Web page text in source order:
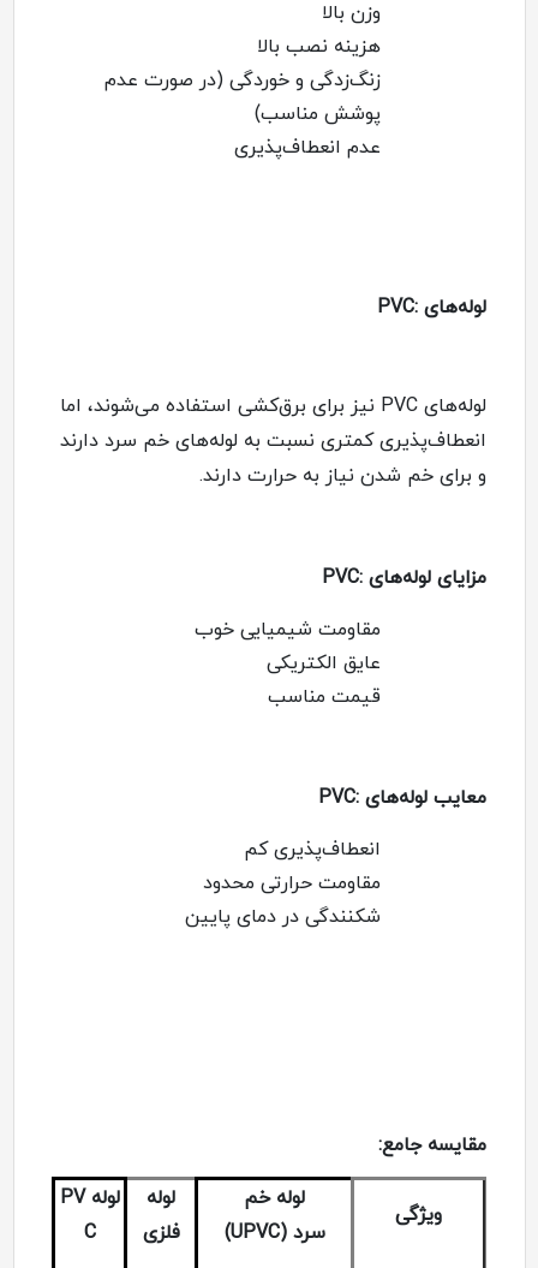
وزن بالا
هزینه نصب بالا
زنگ‌زدگی و خوردگی (در صورت عدم
پوشش مناسب)
عدم انعطاف‌پذیری
لوله‌های :PVC
لوله‌های
نیز برای برق‌کشی استفاده می‌شوند، اما
انعطاف‌پذیری کمتری نسبت به لوله‌های خم سرد دارند
و برای خم شدن نیاز به حرارت دارند.
مزایای لوله‌های :PVC
مقاومت شیمیایی خوب
عایق الکتریکی
قیمت مناسب
معایب لوله‌های :PVC
انعطاف‌پذیری کم
مقاومت حرارتی محدود
شکنندگی در دمای پایین
مقایسه جامع:
ویژگی
لوله خم
سرد (UPVC)
لوله
فلزی
لوله PV
C